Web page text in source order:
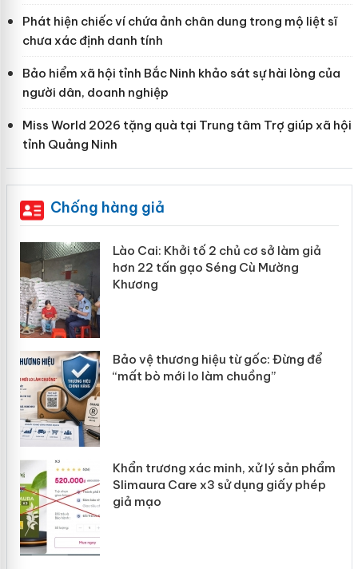
Phát hiện chiếc ví chứa ảnh chân dung trong mộ liệt sĩ
chưa xác định danh tính
Bảo hiểm xã hội tỉnh Bắc Ninh khảo sát sự hài lòng của
người dân, doanh nghiệp
Miss World 2026 tặng quà tại Trung tâm Trợ giúp xã hội
tỉnh Quảng Ninh
Chống hàng giả
Lào Cai: Khởi tố 2 chủ cơ sở làm giả
hơn 22 tấn gạo Séng Cù Mường
Khương
Bảo vệ thương hiệu từ gốc: Đừng để
“mất bò mới lo làm chuồng”
Khẩn trương xác minh, xử lý sản phẩm
Slimaura Care x3 sử dụng giấy phép
giả mạo